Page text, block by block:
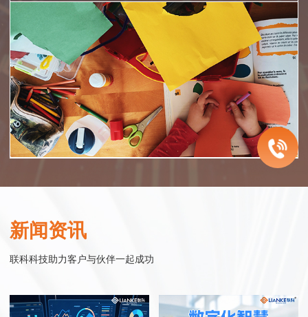
验，同时结合大量市场调研数据，帮助医院塑造良好的整体形象，同时建
立完善的网络医疗服务体系。联科先后与温州医科大学附属眼视光医院、
温州医科大学附属第二医院、教育部近视防控与诊治工程研究中心、浙江
瑞安市人民医院等行业精英企业合作，积极探索和实践医院互联网应用。
建设开发、微信小程序开发、网络购物商城系统开发、移动电商连锁开店
平台开发到网络营销整合服务，始终围绕企业发展过程中对销售力提升的
需求，进行持续的服务创新和产品研发。
行业实践
“迎客精灵小程序商城”是一款基于移动互联网的微信应用服务产品，以时
下最热门的互动应用微信为媒介，配合微信支付功能，实现商家与客户的
在线互动，即时推送最新商品信息给微信用户，实现微信在线的购物功
行业实践
务普惠化为主要内容，通过互联网的技术、思维与精神，连接互联网世界
与现实世界，实现政府组织结构的优化改善和办事流程的精简调整，构建
集约化、高效化、数字化的治理模式与运行模式，通过新的模式、场景、
行业实践
新闻资讯
联科科技助力客户与伙伴一起成功